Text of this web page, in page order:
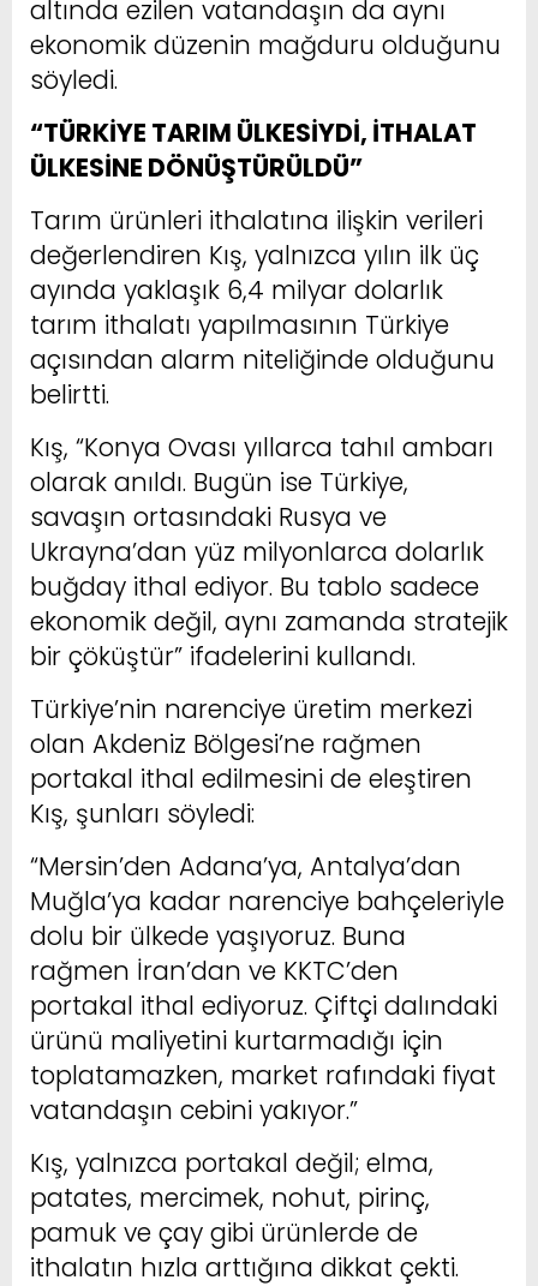
altında ezilen vatandaşın da aynı
ekonomik düzenin mağduru olduğunu
söyledi.
“TÜRKİYE TARIM ÜLKESİYDİ, İTHALAT
ÜLKESİNE DÖNÜŞTÜRÜLDÜ”
Tarım ürünleri ithalatına ilişkin verileri
değerlendiren Kış, yalnızca yılın ilk üç
ayında yaklaşık 6,4 milyar dolarlık
tarım ithalatı yapılmasının Türkiye
açısından alarm niteliğinde olduğunu
belirtti.
Kış, “Konya Ovası yıllarca tahıl ambarı
olarak anıldı. Bugün ise Türkiye,
savaşın ortasındaki Rusya ve
Ukrayna’dan yüz milyonlarca dolarlık
buğday ithal ediyor. Bu tablo sadece
ekonomik değil, aynı zamanda stratejik
bir çöküştür” ifadelerini kullandı.
Türkiye’nin narenciye üretim merkezi
olan Akdeniz Bölgesi’ne rağmen
portakal ithal edilmesini de eleştiren
Kış, şunları söyledi:
“Mersin’den Adana’ya, Antalya’dan
Muğla’ya kadar narenciye bahçeleriyle
dolu bir ülkede yaşıyoruz. Buna
rağmen İran’dan ve KKTC’den
portakal ithal ediyoruz. Çiftçi dalındaki
ürünü maliyetini kurtarmadığı için
toplatamazken, market rafındaki fiyat
vatandaşın cebini yakıyor.”
Kış, yalnızca portakal değil; elma,
patates, mercimek, nohut, pirinç,
pamuk ve çay gibi ürünlerde de
ithalatın hızla arttığına dikkat çekti.